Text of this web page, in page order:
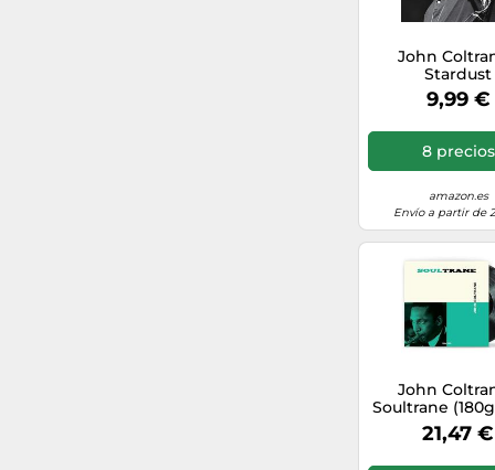
John
Stardust
9,99 €
8 precios
amazon.es
Envío a partir de
John
Soultrane
[VINYL]
21,47 €